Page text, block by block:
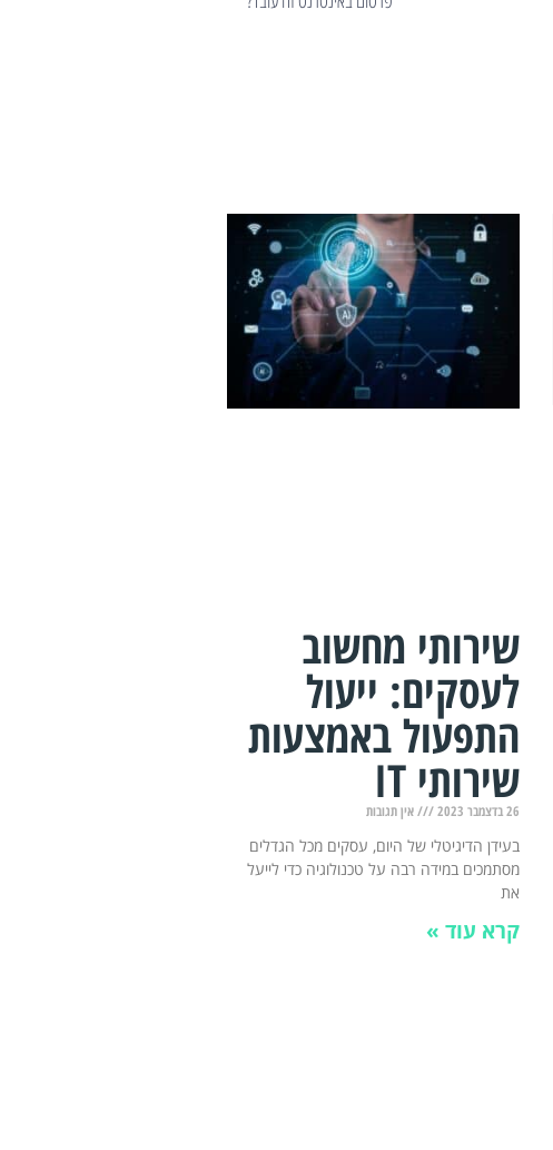
שירותי מחשוב
לעסקים: ייעול
התפעול באמצעות
שירותי IT
26 בדצמבר 2023 אין תגובות
בעידן הדיגיטלי של היום, עסקים מכל הגדלים
מסתמכים במידה רבה על טכנולוגיה כדי לייעל
את
קרא עוד »